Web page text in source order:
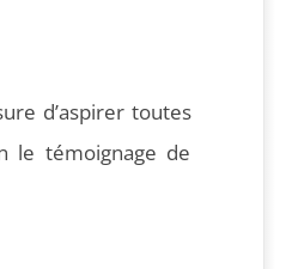
d’aspirer toutes
le témoignage de